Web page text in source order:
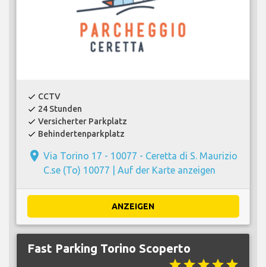
check CCTV
check 24 Stunden
check Versicherter Parkplatz
check Behindertenparkplatz
place Via Torino 17 - 10077 - Ceretta di S. Maurizio
C.se (To) 10077 | Auf der Karte anzeigen
ANZEIGEN
Fast Parking Torino Scoperto